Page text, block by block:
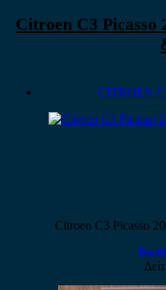
Citroen C3 Picasso
CITROEN
Citroen C3 Picasso